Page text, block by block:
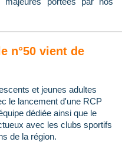
n°50 vient de
et jeunes adultes
le lancement d'une RCP
dédiée ainsi que le
avec les clubs sportifs
de la région.